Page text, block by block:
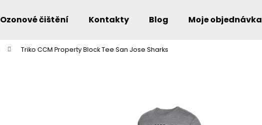
Ozonové čištění Kontakty Blog Moje objednávka
Triko CCM Property Block Tee San Jose Sharks
Co potřebujete najít?
Doporučujeme